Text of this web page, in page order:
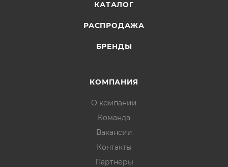
КАТАЛОГ
РАСПРОДАЖА
БРЕНДЫ
КОМПАНИЯ
О компании
Команда
Вакансии
Контакты
Партнеры